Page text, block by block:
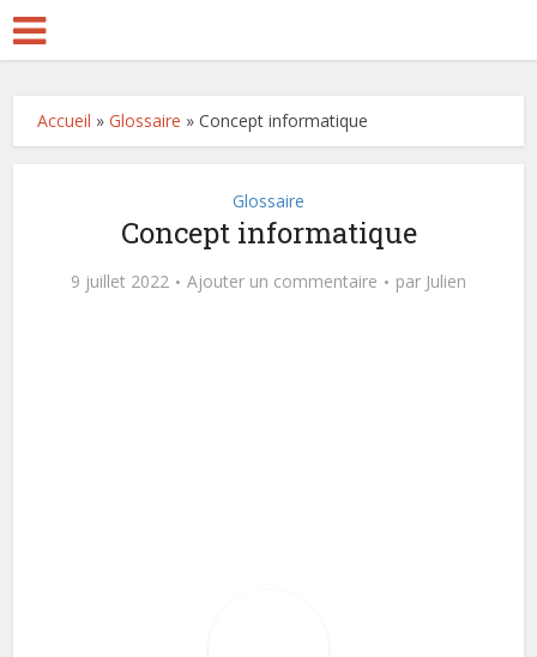
Accueil »Glossaire »Concept informatique
Glossaire
Concept informatique
9 juillet 2022 Ajouter un commentaire par Julien